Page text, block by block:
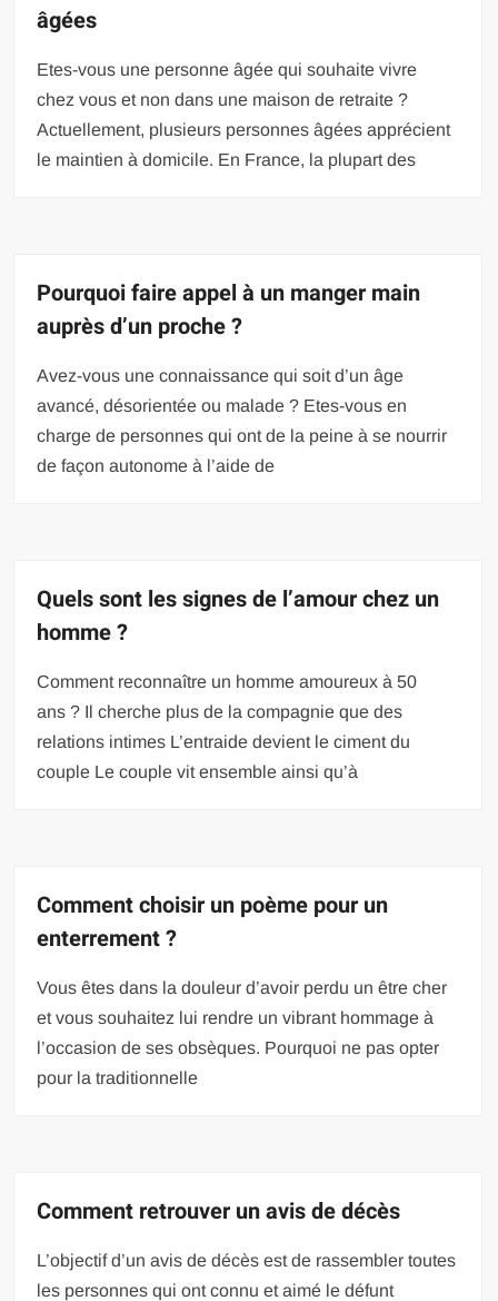
âgées
Etes-vous une personne âgée qui souhaite vivre
chez vous et non dans une maison de retraite ?
Actuellement, plusieurs personnes âgées apprécient
le maintien à domicile. En France, la plupart des
Pourquoi faire appel à un manger main
auprès d’un proche ?
Avez-vous une connaissance qui soit d’un âge
avancé, désorientée ou malade ? Etes-vous en
charge de personnes qui ont de la peine à se nourrir
de façon autonome à l’aide de
Quels sont les signes de l’amour chez un
homme ?
Comment reconnaître un homme amoureux à 50
ans ? Il cherche plus de la compagnie que des
relations intimes L’entraide devient le ciment du
couple Le couple vit ensemble ainsi qu’à
Comment choisir un poème pour un
enterrement ?
Vous êtes dans la douleur d’avoir perdu un être cher
et vous souhaitez lui rendre un vibrant hommage à
l’occasion de ses obsèques. Pourquoi ne pas opter
pour la traditionnelle
Comment retrouver un avis de décès
L’objectif d’un avis de décès est de rassembler toutes
les personnes qui ont connu et aimé le défunt